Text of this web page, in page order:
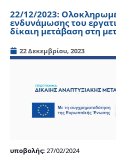
22/12/2023:
ενδυνάμωσης του
δίκαιη μετάβαση στη
22 Δεκεμβρίου, 2023
υποβολής: 27/02/2024